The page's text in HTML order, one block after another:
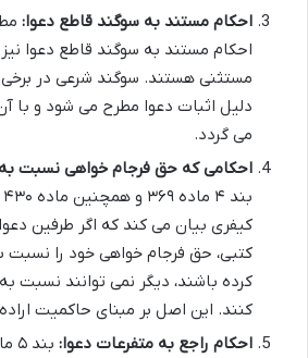
احکام مستند به سوگند قاطع دعوا:
احکام مستند به سوگند قاطع دعوا
مستثنی هستند. سوگند شرعی در
دلیل اثبات دعوا مطرح می شود و با
می گردد.
احکامی که حق فرجام خواهی نسبت
کیفری بیان می کند که اگر طرفین
کتبی، حق فرجام خواهی خود را
کرده باشند، دیگر نمی توانند نسبت
کنند. این اصل بر مبنای حاکمیت
احکام راجع به متفرعات دعوا: